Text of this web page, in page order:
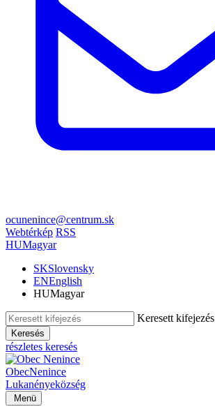
ocunenince@centrum.sk
Webtérkép RSS
HUMagyar
SKSlovensky
ENEnglish
HUMagyar
Keresett kifejezés
Keresés
részletes keresés
ObecNenince
Lukanényeközség
Menü